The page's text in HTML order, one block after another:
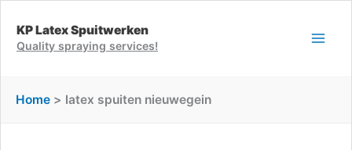
naarKP Latex Spuitwerken
Quality spraying services!
Home latex spuiten nieuwegein